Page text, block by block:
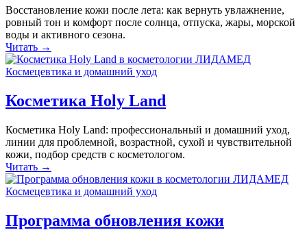
Восстановление кожи после лета: как вернуть увлажнение,
ровный тон и комфорт после солнца, отпуска, жары, морской
воды и активного сезона.
Читать →
Космецевтика и домашний уход
Косметика Holy Land
Косметика Holy Land: профессиональный и домашний уход,
линии для проблемной, возрастной, сухой и чувствительной
кожи, подбор средств с косметологом.
Читать →
Космецевтика и домашний уход
Программа обновления кожи